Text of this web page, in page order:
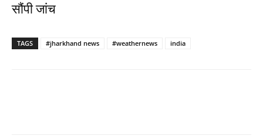
सौंपी जांच
TAGS #jharkhand news #weathernews india